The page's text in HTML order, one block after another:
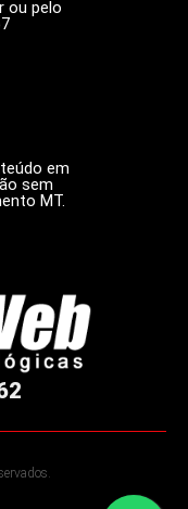
ou pelo
em
sem
MT.